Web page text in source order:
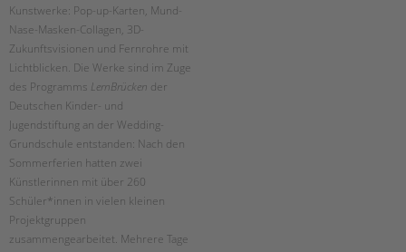
Seminarkalender
Seminarräume
STADTTEILARBEIT
PROFIL | LEITBILD
Bereiche im Überblick
Kinder- und Jugendschutz
Unsere Videos
Gesellschafter VdK
schoolcoach BTL
Kunstwerke: Pop-up-Karten, Mund-
Nase-Masken-Collagen, 3D-
Zukunftsvisionen und Fernrohre mit
Lichtblicken. Die Werke sind im Zuge
des Programms LernBrücken der
Deutschen Kinder- und
Jugendstiftung an der Wedding-
Grundschule entstanden: Nach den
Sommerferien hatten zwei
Künstlerinnen mit über 260
Schüler*innen in vielen kleinen
Projektgruppen
zusammengearbeitet. Mehrere Tage